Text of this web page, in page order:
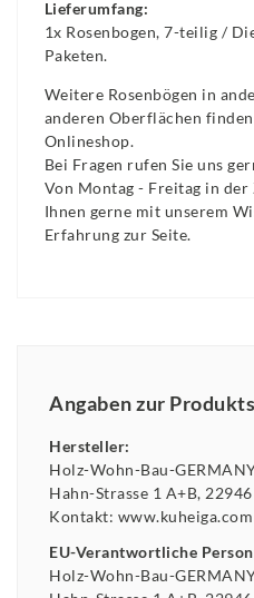
Lieferumfang:
1x Rosenbogen, 7-teilig /
Paketen.
Weitere Rosenbögen in
anderen Oberflächen
Onlineshop.
Bei Fragen rufen Sie uns
Von Montag - Freitag in
Ihnen gerne mit unserem
Erfahrung zur Seite.
Angaben zur
Hersteller:
Holz-Wohn-Bau-
Hahn-Strasse 1 A+B 22946
Kontakt: www.kuheiga.com
EU-Verantwortliche
Holz-Wohn-Bau-